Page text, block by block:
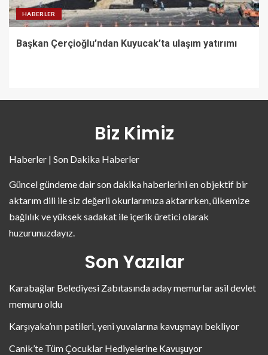
HABERLER
Başkan Çerçioğlu’ndan Kuyucak’ta ulaşım yatırımı
Biz Kimiz
Haberler | Son Dakika Haberler
Güncel gündeme dair son dakika haberlerini en objektif bir
aktarım dili ile siz değerli okurlarımıza aktarırken, ülkemize
bağlılık ve yüksek sadakat ile içerik üretici olarak
huzurunuzdayız.
Son Yazılar
Karabağlar Belediyesi Zabıtasında aday memurlar asil devlet
memuru oldu
Karşıyaka’nın patileri, yeni yuvalarına kavuşmayı bekliyor
Canik’te Tüm Çocuklar Hediyelerine Kavuşuyor